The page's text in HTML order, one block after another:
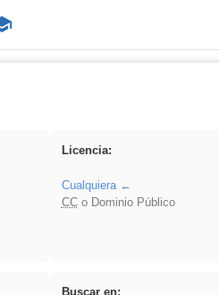
Licencia:
Cualquiera
CCo Dominio Público
Buscar en: